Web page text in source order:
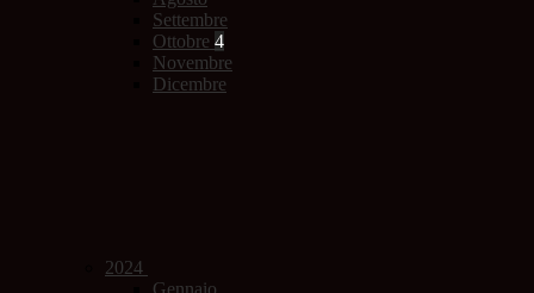
Settembre
Ottobre 4
Novembre
Dicembre
2024